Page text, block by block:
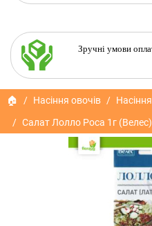
Зручні умови
🏠 Насіння овочів
Салат Лолло Роса 1г (Велес)